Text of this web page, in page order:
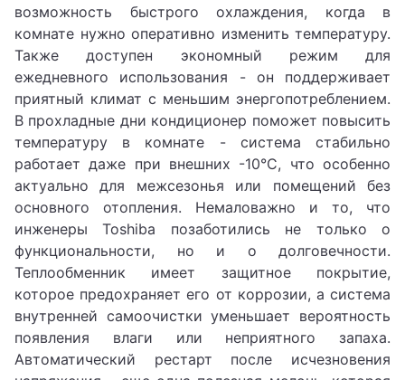
возможность быстрого охлаждения, когда в
комнате нужно оперативно изменить температуру.
Также доступен экономный режим для
ежедневного использования - он поддерживает
приятный климат с меньшим энергопотреблением.
В прохладные дни кондиционер поможет повысить
температуру в комнате - система стабильно
работает даже при внешних -10°C, что особенно
актуально для межсезонья или помещений без
основного отопления. Немаловажно и то, что
инженеры Toshiba позаботились не только о
функциональности, но и о долговечности.
Теплообменник имеет защитное покрытие,
которое предохраняет его от коррозии, а система
внутренней самоочистки уменьшает вероятность
появления влаги или неприятного запаха.
Автоматический рестарт после исчезновения